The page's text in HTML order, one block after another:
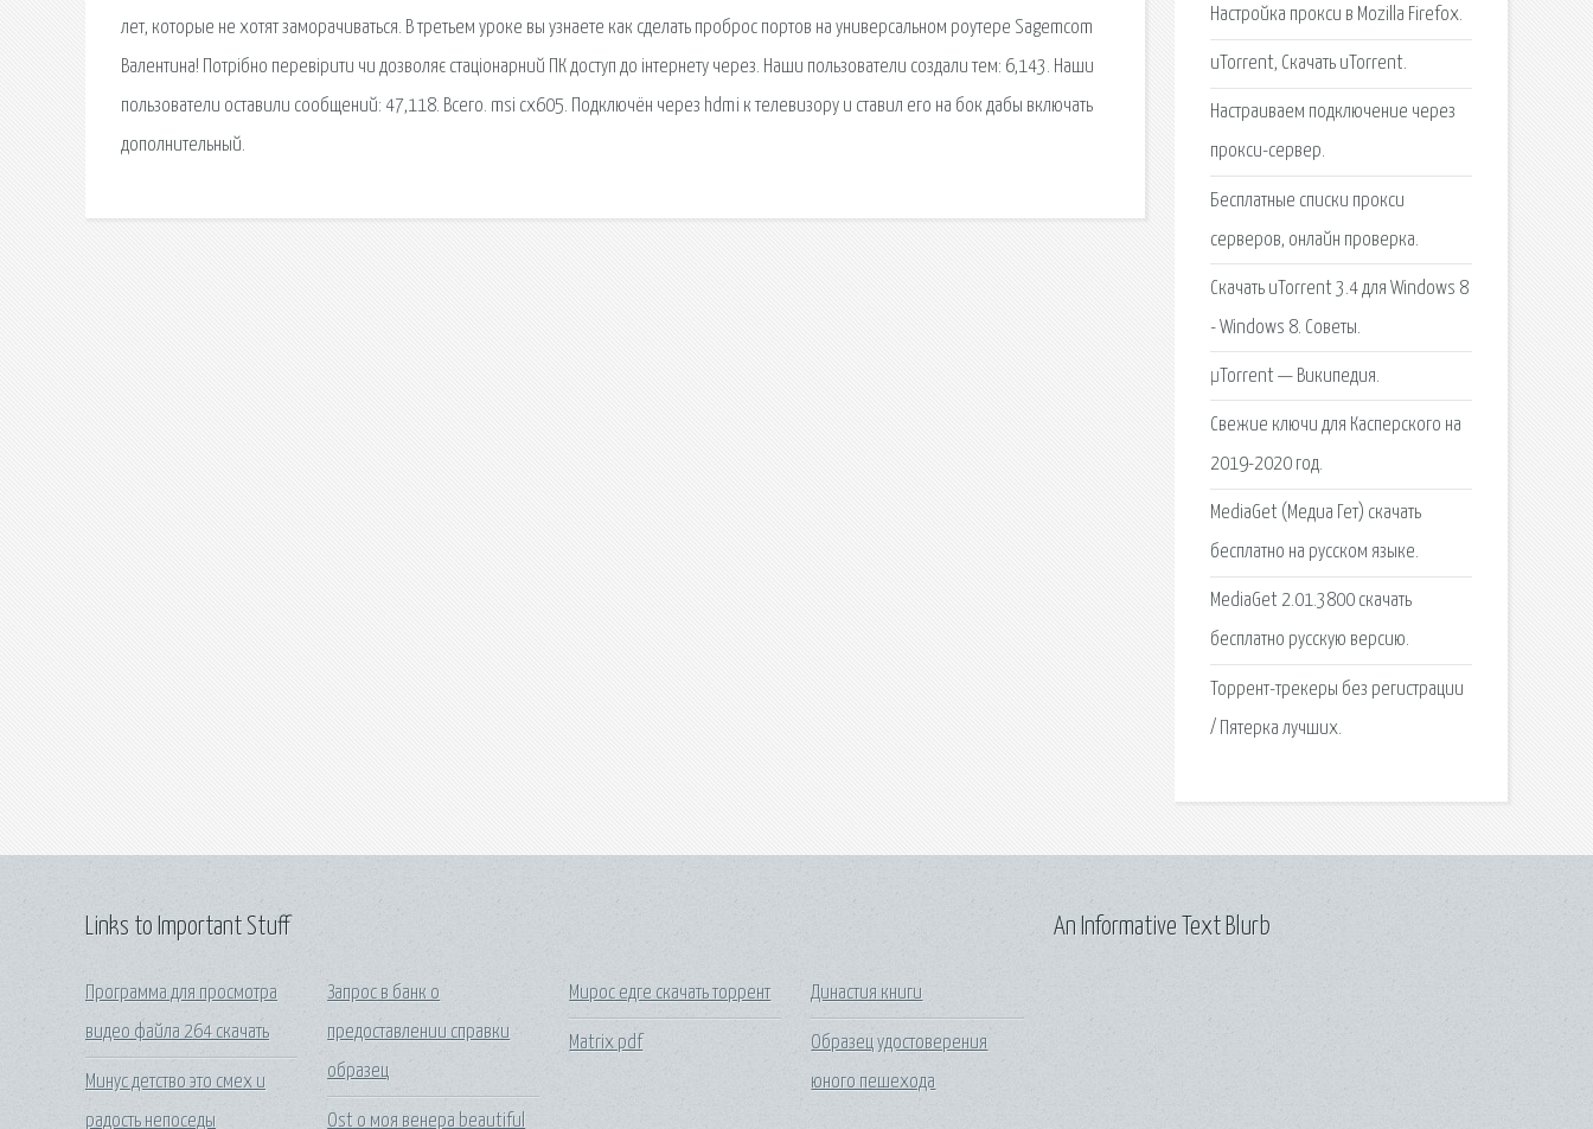
лет, которые не хотят заморачиваться. В третьем уроке вы узнаете как сделать проброс портов на универсальном роутере Sagemcom
Валентина! Потрібно перевірити чи дозволяє стаціонарний ПК доступ до інтернету через. Наши пользователи создали тем: 6,143. Наши
пользователи оставили сообщений: 47,118. Всего. msi cx605. Подключён через hdmi к телевизору и ставил его на бок дабы включать
дополнительный.
Настройка прокси в Mozilla Firefox.
uTorrent, Скачать uTorrent.
Настраиваем подключение через
прокси-сервер.
Бесплатные списки прокси
серверов, онлайн проверка.
Скачать uTorrent 3.4 для Windows 8
- Windows 8. Советы.
μTorrent — Википедия.
Свежие ключи для Касперского на
2019-2020 год.
MediaGet (Медиа Гет) скачать
бесплатно на русском языке.
MediaGet 2.01.3800 скачать
бесплатно русскую версию.
Торрент-трекеры без регистрации
/ Пятерка лучших.
Links to Important Stuff
Программа для просмотра
видео файла 264 скачать
Минус детство это смех и
радость непоседы
Запрос в банк о
предоставлении справки
образец
Ost о моя венера beautiful
Мирос едге скачать торрент
Matrix pdf
Династия книги
Образец удостоверения
юного пешехода
An Informative Text Blurb